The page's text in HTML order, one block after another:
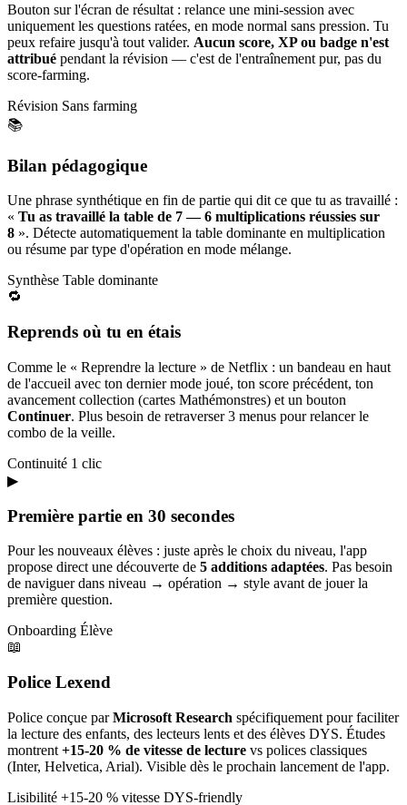
Bouton sur l'écran de résultat : relance une mini-session avec
uniquement les questions ratées, en mode normal sans pression. Tu
peux refaire jusqu'à tout valider. Aucun score, XP ou badge n'est
attribué pendant la révision — c'est de l'entraînement pur, pas du
score-farming.
Révision Sans farming
📚
Bilan pédagogique
Une phrase synthétique en fin de partie qui dit ce que tu as travaillé :
« Tu as travaillé la table de 7 — 6 multiplications réussies sur
8 ». Détecte automatiquement la table dominante en multiplication
ou résume par type d'opération en mode mélange.
Synthèse Table dominante
🔁
Reprends où tu en étais
Comme le « Reprendre la lecture » de Netflix : un bandeau en haut
de l'accueil avec ton dernier mode joué, ton score précédent, ton
avancement collection (cartes Mathémonstres) et un bouton
Continuer. Plus besoin de retraverser 3 menus pour relancer le
combo de la veille.
Continuité 1 clic
▶
Première partie en 30 secondes
Pour les nouveaux élèves : juste après le choix du niveau, l'app
propose direct une découverte de 5 additions adaptées. Pas besoin
de naviguer dans niveau → opération → style avant de jouer la
première question.
Onboarding Élève
📖
Police Lexend
Police conçue parMicrosoft Research spécifiquement pour faciliter
la lecture des enfants, des lecteurs lents et des élèves DYS. Études
montrent +15-20 % de vitesse de lecture vs polices classiques
(Inter, Helvetica, Arial). Visible dès le prochain lancement de l'app.
Lisibilité +15-20 % vitesse DYS-friendly